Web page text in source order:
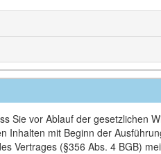
Sie vor Ablauf der gesetzlichen
Inhalten mit Beginn der
Vertrages (§356 Abs. 4 BGB)